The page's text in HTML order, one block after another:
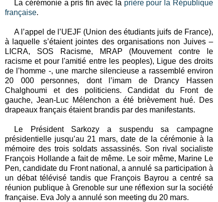
La cérémonie a pris fin avec la prière pour la République
française.
A l’appel de l’UEJF (Union des étudiants juifs de France),
à laquelle s’étaient jointes des organisations non Juives –
LICRA, SOS Racisme, MRAP (Mouvement contre le
racisme et pour l'amitié entre les peoples), Ligue des droits
de l’homme -, une marche silencieuse a rassemblé environ
20 000 personnes, dont l’imam de Drancy
Hassen
Chalghoumi et des politiciens. Candidat du Front de
gauche, Jean-Luc Mélenchon a été brièvement hué. Des
drapeaux français étaient brandis par des manifestants.
Le Président Sarkozy a suspendu sa campagne
présidentielle jusqu’au 21 mars, date de la cérémonie à la
mémoire des trois soldats assassinés. Son rival socialiste
François Hollande a fait de même. Le soir même, Marine Le
Pen, candidate du Front national, a annulé sa participation à
un débat télévisé tandis que François Bayrou a centré sa
réunion publique à Grenoble sur une réflexion sur la société
française. Eva Joly a annulé son meeting du 20 mars.